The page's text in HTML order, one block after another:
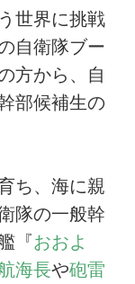
世界に挑戦
自衛隊ブー
方から、自
部候補生の
ち、海に親
隊の一般幹
『おおよ
海長や砲雷